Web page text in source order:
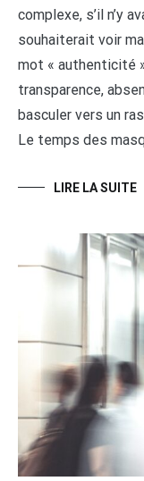
complexe, s’il n’y
souhaiterait voir
mot « authenticité
transparence,
basculer vers un
Le temps des
LIRE LA SUITE